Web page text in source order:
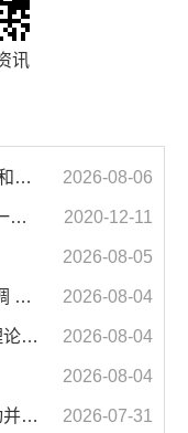
讯
汪华东在督导群众身边不正之风 和腐败问题集中整治工作时强调 以更高标准更实举措纵深推进集中整治 不断增强人民群众获得感幸福感安全感 2026-08-06
濉溪县人大常委会副主任李秀侠一行调研城乡客运一体化和治超工作 2020-12-11
2026-08-05
汪华东在全市季度工作会议上强调 锚定打好“三仗”任务和年度预期目标不动摇 在全市上下掀起比学赶超争先进位的攻坚热潮 2026-08-04
市政府2026年第14次党组会 暨理论学习中心组学习会议召开 蒋曦主持会议并讲话 2026-08-04
2026-08-04
汪华东开展夏季“送清凉”慰问活动并调研专门教育工作 落实落细防暑降温措施 用心用情关爱一线职工 2026-07-31